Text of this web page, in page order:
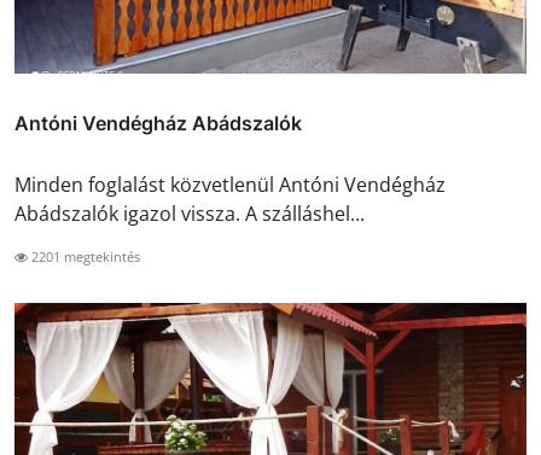
Antóni Vendégház Abádszalók
Minden foglalást közvetlenül Antóni Vendégház
Abádszalók igazol vissza. A szálláshel...
2201 megtekintés